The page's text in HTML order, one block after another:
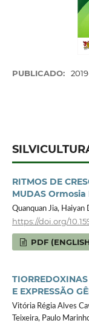
PUBLICADO:
RITMOS DE
MUDAS Ormosia
Quanquan Jia,
https://doi.org/
PDF
E EXPRESSÃO
Vitória Régia Alves
Teixeira, Paulo